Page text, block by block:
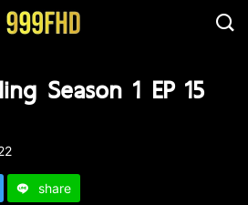
Season 1 EP 15
share